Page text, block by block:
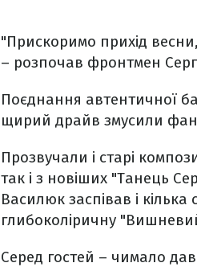
"Прискоримо прихід
– розпочав фронтмен
Поєднання автентичної
щирий драйв змусили
Прозвучали і старі
так і з новіших "Танець
Василюк заспівав і
глибоколіричну
Серед гостей – чимало